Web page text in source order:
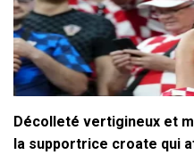
Décolleté vertigineux et
la supportrice croate qui